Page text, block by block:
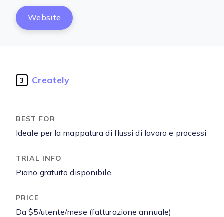
Website
3 Creately
Ideale per la mappatura di flussi di lavoro e processi
Piano gratuito disponibile
Da $5/utente/mese (fatturazione annuale)